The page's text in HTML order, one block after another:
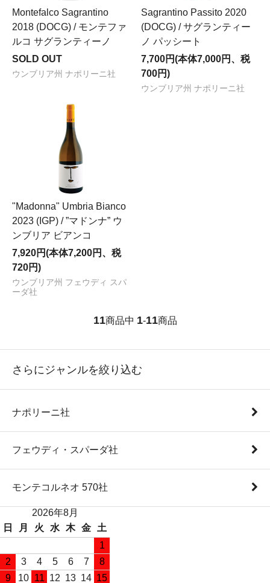
Montefalco Sagrantino
2018 (DOCG) / モンテファ
ルコ サグランティーノ
SOLD OUT
ウンブリア州 ナポリーニ社
Sagrantino Passito 2020
(DOCG) / サグランティー
ノ パッシート
7,700円(本体7,000円、税
700円)
ウンブリア州 ナポリーニ社
"Madonna" Umbria Bianco
2023 (IGP) / ”マドンナ” ウ
ンブリア ビアンコ
7,920円(本体7,200円、税
720円)
ウンブリア州 フェウディ スパ
ーダ社
11商品中 1-11商品
さらにジャンルを絞り込む
ナポリーニ社
フェウディ・スパーダ社
モンテコルネオ 570社
2026年8月
日
月 火 水 木 金
土
1
2
3 4 5 6 7
8
9
10 11 12 13 14 15